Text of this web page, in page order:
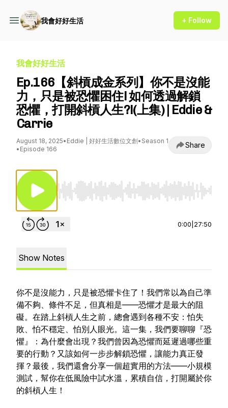
我會好好生活 + Follow
我會好好生活
Ep.166【斜槓成金系列】你不是沒能
力，只是被恐懼困住! 如何透過解鎖
恐懼，打開斜槓人生?!(上集) | Eddie &
Carrie
August 18, 2025• Eddie | 好好生活數位文創• Season 1
• Episode 166 Share
Use Left/Right to seek, Home/End to jump to
0:00 27:50
Show Notes
你不是沒能力，只是被恐懼卡住了！我們常以為自己準
備不夠、條件不足，但真相是——恐懼才是最大的阻
礙。在踏上斜槓人生之前，總會遇到各種不安：怕失
敗、怕不穩定、怕別人眼光。這一集，我們要聊聊『恐
懼』：為什麼會出現？我們曾因為恐懼而延遲過哪些重
要的行動？又該如何一步步解鎖恐懼，讓能力真正發
揮？最後，我們還會分享一個超實用的方法——小規模
測試，幫你在低風險中試水溫，累積自信，打開屬於你
的斜槓人生！